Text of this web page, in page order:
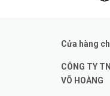
Cửa hàng
CÔNG TY
VÕ HOÀNG